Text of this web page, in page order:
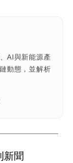
AI與新能源產
動態，並解析
新聞